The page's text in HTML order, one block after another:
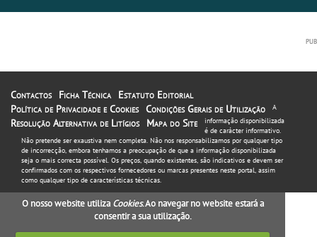
Contactos Ficha Técnica
Estatuto Editorial
Política de Privacidade e Cookies Condições Gerais de Utilização
Resolução Alternativa de Litígios
Mapa do Site
A
informação disponibilizada
é de carácter informativo.
Não pretende ser exaustiva nem completa. Não nos responsabilizamos por qualquer tipo
de incorrecção, embora tenhamos a preocupação de que a informação disponibilizada
seja o mais correcta possível. Os preços, quando existentes, são indicativos e devem ser
confirmados com os respectivos fornecedores ou marcas presentes neste portal, assim
como qualquer tipo de características técnicas.
O nosso website utiliza Cookies. Ao navegar no website estará a
consentir a sua utilização.